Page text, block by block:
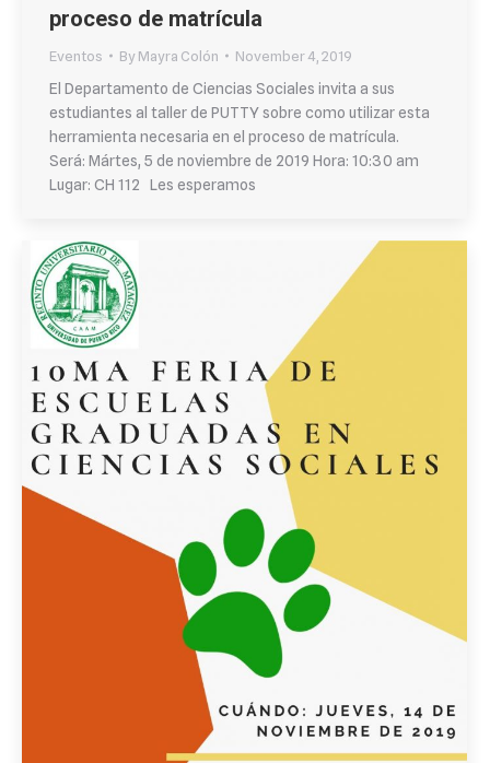
proceso de matrícula
Eventos ByMayra Colón
November 4, 2019
El Departamento de Ciencias Sociales invita a sus
estudiantes al taller de PUTTY sobre como utilizar esta
herramienta necesaria en el proceso de matrícula.
Será: Mártes, 5 de noviembre de 2019 Hora: 10:30 am
Lugar: CH 112 Les esperamos